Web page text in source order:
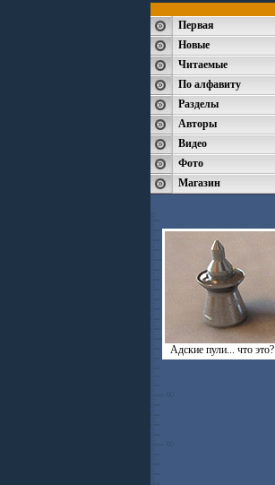
Первая
Новые
Читаемые
По алфавиту
Разделы
Авторы
Видео
Фото
Магазин
Адские пули... что это?